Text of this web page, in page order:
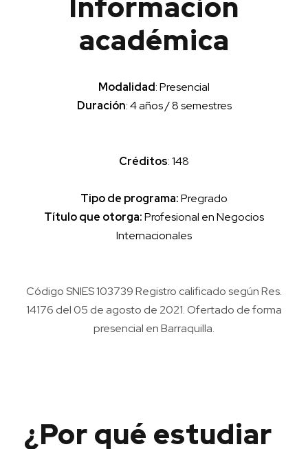
Información
académica
Modalidad: Presencial
Duración: 4 años / 8 semestres
Créditos: 148
Tipo de programa:Pregrado
Título que otorga:Profesional en Negocios
Internacionales
Código SNIES 103739 Registro calificado según Res.
14176 del 05 de agosto de 2021. Ofertado de forma
presencial en Barraquilla.
¿Por qué estudiar